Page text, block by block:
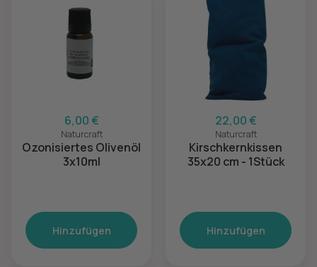
6,00 €
Naturcraft
Ozonisiertes Olivenöl
3x10ml
Hinzufügen
22,00 €
Naturcraft
Kirschkernkissen
35x20 cm - 1Stück
Hinzufügen